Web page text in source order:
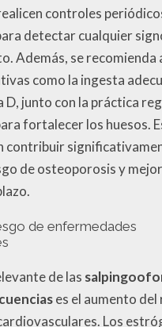
controles
detectar cualquier
Además, se
como la ingesta
D, junto con la práctica
fortalecer los huesos.
contribuir
de osteoporosis y
de enfermedades
de las
es el aumento
Los